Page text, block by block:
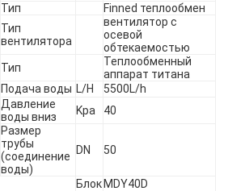
Тип
Finned теплообмен
Тип
вентилятора
вентилятор с
осевой
обтекаемостью
Тип
Теплообменный
аппарат титана
Подача воды L/H
5500L/h
Давление
воды вниз
Kpa
40
Размер
трубы
(соединение
воды)
DN 50
Блок MDY40D